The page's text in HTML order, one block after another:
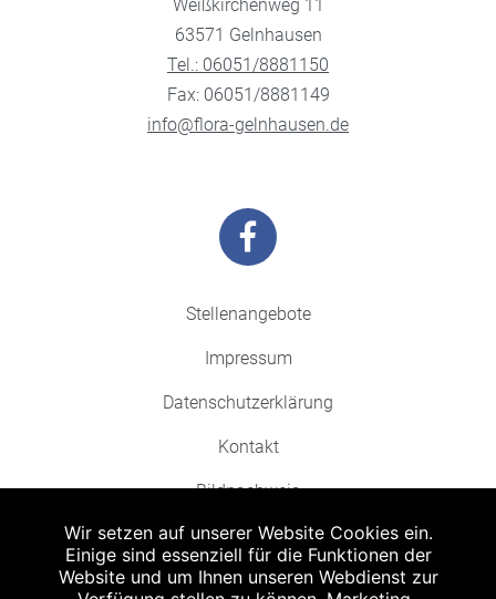
Weißkirchenweg 11
63571 Gelnhausen
Tel.: 06051/8881150
Fax: 06051/8881149
info@flora-gelnhausen.de
Stellenangebote
Impressum
Datenschutzerklärung
Kontakt
Bildnachweis
Wir setzen auf unserer Website Cookies ein.
Einige sind essenziell für die Funktionen der
Website und um Ihnen unseren Webdienst zur